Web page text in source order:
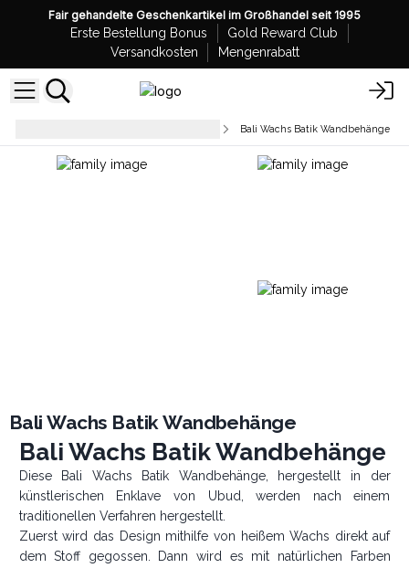
Fair gehandelte Geschenkartikel im Großhandel seit 1995
Erste Bestellung Bonus
Gold Reward Club
Versandkosten
Mengenrabatt
Bali Wachs Batik Wandbehänge
Bali Wachs Batik Wandbehänge
Bali Wachs Batik Wandbehänge
Diese Bali Wachs Batik Wandbehänge, hergestellt in der
künstlerischen Enklave von Ubud, werden nach einem
traditionellen Verfahren hergestellt.
Zuerst wird das Design mithilfe von heißem Wachs direkt auf
dem Stoff gegossen. Dann wird es mit natürlichen Farben